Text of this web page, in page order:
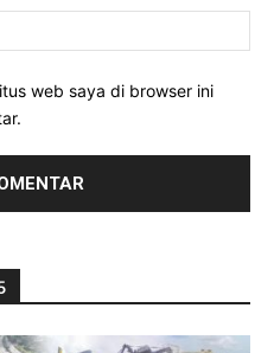
web saya di browser ini